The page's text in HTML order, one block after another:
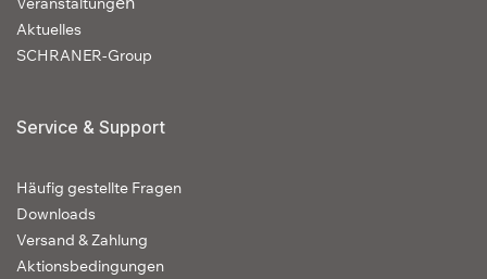
Aktuelles
SCHRANER-Group
Service & Support
Häufig gestellte Fragen
Downloads
Versand & Zahlung
Aktionsbedingungen